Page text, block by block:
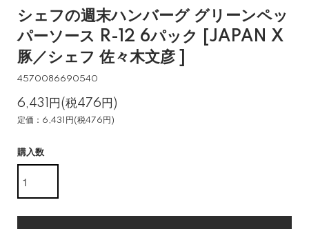
シェフの週末ハンバーグ グリーンペッ
パーソース R-12 6パック [JAPAN X
豚／シェフ 佐々木文彦 ]
4570086690540
6,431円(税476円)
定価：6,431円(税476円)
購入数